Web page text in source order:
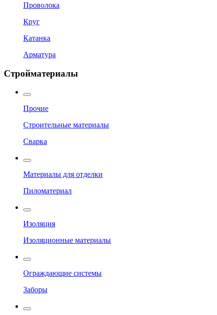
Проволока
Круг
Катанка
Арматура
Стройматериалы
Прочие
Строительные материалы
Сварка
Материалы для отделки
Пиломатериал
Изоляция
Изоляционные материалы
Ограждающие системы
Заборы